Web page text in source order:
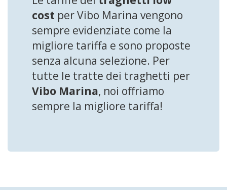
cost per Vibo Marina vengono
sempre evidenziate come la
migliore tariffa e sono proposte
senza alcuna selezione. Per
tutte le tratte dei traghetti per
Vibo Marina, noi offriamo
sempre la migliore tariffa!